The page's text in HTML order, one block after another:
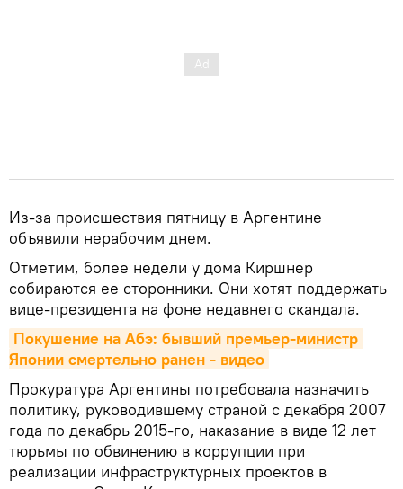
Из-за происшествия пятницу в Аргентине
объявили нерабочим днем.
Отметим, более недели у дома Киршнер
собираются ее сторонники. Они хотят поддержать
вице-президента на фоне недавнего скандала.
Покушение на Абэ: бывший премьер-министр
Японии смертельно ранен - видео
Прокуратура Аргентины потребовала назначить
политику, руководившему страной с декабря 2007
года по декабрь 2015-го, наказание в виде 12 лет
тюрьмы по обвинению в коррупции при
реализации инфраструктурных проектов в